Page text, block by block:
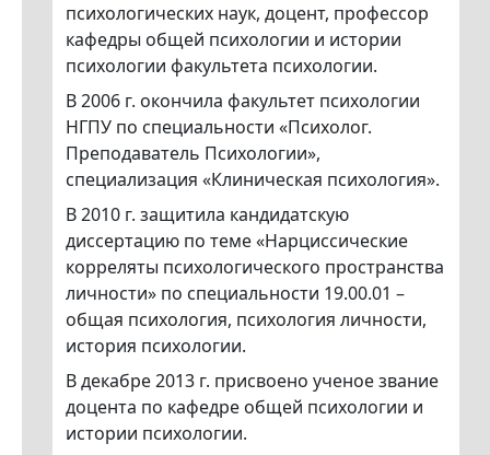
психологических наук, доцент, профессор
кафедры общей психологии и истории
психологии факультета психологии.
В 2006 г. окончила факультет психологии
НГПУ по специальности «Психолог.
Преподаватель Психологии»,
специализация «Клиническая психология».
В 2010 г. защитила кандидатскую
диссертацию по теме «Нарциссические
корреляты психологического пространства
личности» по специальности 19.00.01 –
общая психология, психология личности,
история психологии.
В декабре 2013 г. присвоено ученое звание
доцента по кафедре общей психологии и
истории психологии.